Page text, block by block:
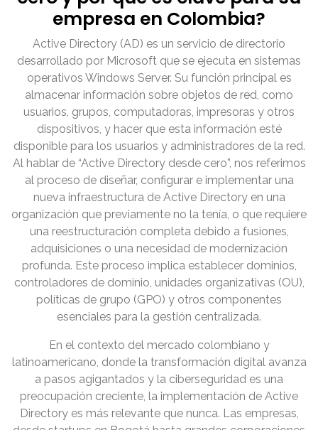
empresa en Colombia?
Active Directory (AD) es un servicio de directorio
desarrollado por Microsoft que se ejecuta en sistemas
operativos Windows Server. Su función principal es
almacenar información sobre objetos de red, como
usuarios, grupos, computadoras, impresoras y otros
dispositivos, y hacer que esta información esté
disponible para los usuarios y administradores de la red.
Al hablar de “Active Directory desde cero”, nos referimos
al proceso de diseñar, configurar e implementar una
nueva infraestructura de Active Directory en una
organización que previamente no la tenía, o que requiere
una reestructuración completa debido a fusiones,
adquisiciones o una necesidad de modernización
profunda. Este proceso implica establecer dominios,
controladores de dominio, unidades organizativas (OU),
políticas de grupo (GPO) y otros componentes
esenciales para la gestión centralizada.
En el contexto del mercado colombiano y
latinoamericano, donde la transformación digital avanza
a pasos agigantados y la ciberseguridad es una
preocupación creciente, la implementación de Active
Directory es más relevante que nunca. Las empresas,